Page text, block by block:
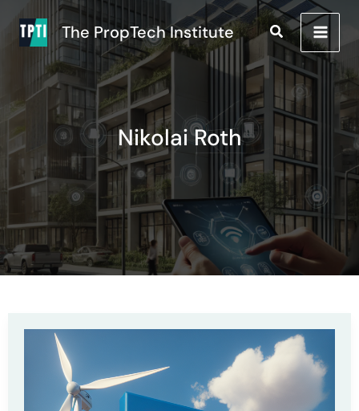
Inhalt
springen
The PropTech Institute Suchen
Nikolai Roth